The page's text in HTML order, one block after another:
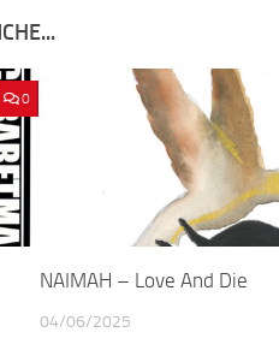
0
NAIMAH – Love And Die
04/06/2025